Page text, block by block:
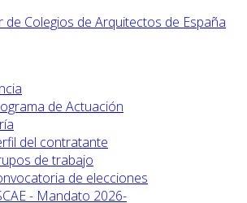
de Actuación
del contratante
de trabajo
de elecciones
- Mandato 2026-